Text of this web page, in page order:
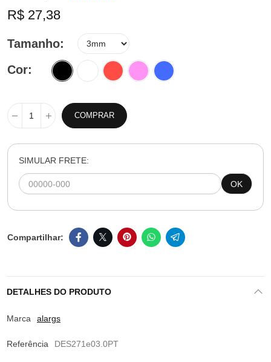
R$ 27,38
Tamanho
Cor
COMPRAR
SIMULAR FRETE:
OK
DETALHES DO PRODUTO
Marca alargs
Referência DES271e03.0PT